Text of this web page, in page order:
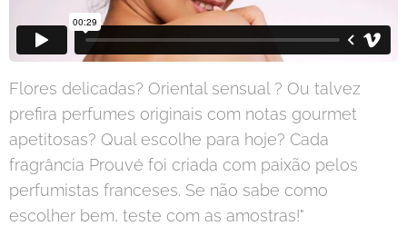
Flores delicadas? Oriental sensual ? Ou talvez
prefira perfumes originais com notas gourmet
apetitosas? Qual escolhe para hoje? Cada
fragrância Prouvé foi criada com paixão pelos
perfumistas franceses. Se não sabe como
escolher bem, teste com as amostras!"